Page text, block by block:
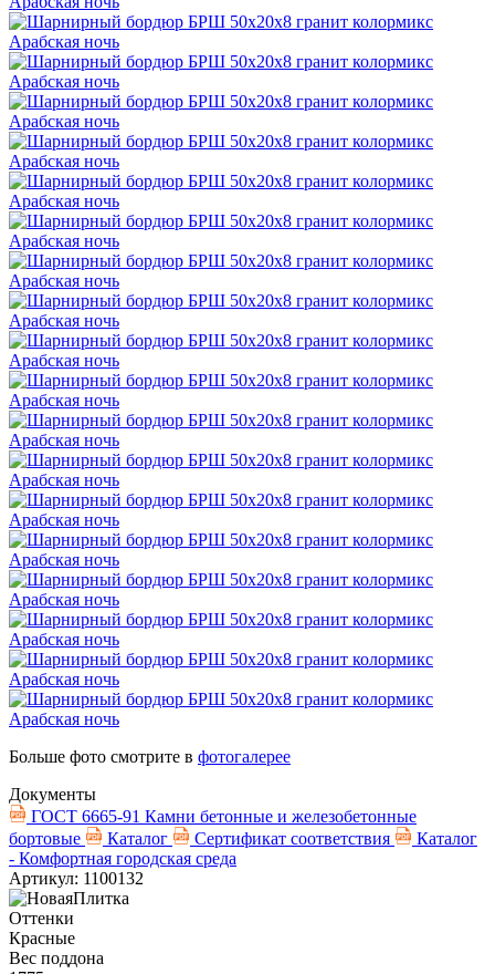
Больше фото смотрите в фотогалерее
Документы
ГОСТ 6665-91 Камни бетонные и железобетонные
бортовые
Каталог Сертификат соответствия
Каталог
- Комфортная городская среда
Артикул: 1100132
Оттенки
Красные
Вес поддона